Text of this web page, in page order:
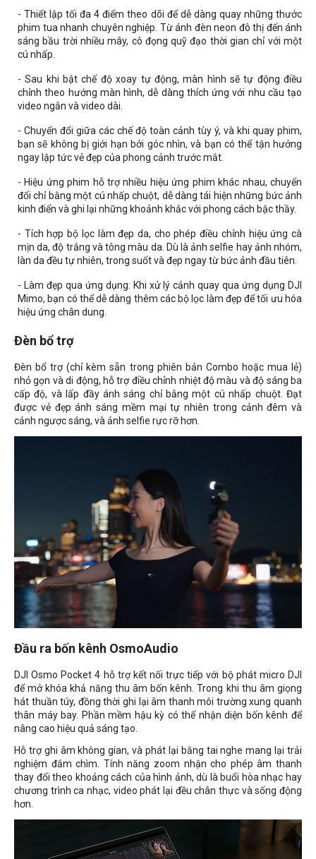
- Thiết lập tối đa 4 điểm theo dõi để dễ dàng quay những thước
phim tua nhanh chuyên nghiệp. Từ ánh đèn neon đô thị đến ánh
sáng bầu trời nhiều mây, cô đọng quỹ đạo thời gian chỉ với một
cú nhấp.
- Sau khi bật chế độ xoay tự động, màn hình sẽ tự động điều
chỉnh theo hướng màn hình, dễ dàng thích ứng với nhu cầu tạo
video ngắn và video dài.
- Chuyển đổi giữa các chế độ toàn cảnh tùy ý, và khi quay phim,
bạn sẽ không bị giới hạn bởi góc nhìn, và bạn có thể tận hưởng
ngay lập tức vẻ đẹp của phong cảnh trước mắt.
- Hiệu ứng phim hỗ trợ nhiều hiệu ứng phim khác nhau, chuyển
đổi chỉ bằng một cú nhấp chuột, dễ dàng tái hiện những bức ảnh
kinh điển và ghi lại những khoảnh khắc với phong cách bậc thầy.
- Tích hợp bộ lọc làm đẹp da, cho phép điều chỉnh hiệu ứng cà
mịn da, độ trắng và tông màu da. Dù là ảnh selfie hay ảnh nhóm,
làn da đều tự nhiên, trong suốt và đẹp ngay từ bức ảnh đầu tiên.
- Làm đẹp qua ứng dụng: Khi xử lý cảnh quay qua ứng dụng DJI
Mimo, bạn có thể dễ dàng thêm các bộ lọc làm đẹp để tối ưu hóa
hiệu ứng chân dung.
Đèn bổ trợ
Đèn bổ trợ (chỉ kèm sẵn trong phiên bản Combo hoặc mua lẻ)
nhỏ gọn và di động, hỗ trợ điều chỉnh nhiệt độ màu và độ sáng ba
cấp độ, và lấp đầy ánh sáng chỉ bằng một cú nhấp chuột. Đạt
được vẻ đẹp ánh sáng mềm mại tự nhiên trong cảnh đêm và
cảnh ngược sáng, và ảnh selfie rực rỡ hơn.
Đầu ra bốn kênh OsmoAudio
DJI Osmo Pocket 4 hỗ trợ kết nối trực tiếp với bộ phát micro DJI
để mở khóa khả năng thu âm bốn kênh. Trong khi thu âm giọng
hát thuần túy, đồng thời ghi lại âm thanh môi trường xung quanh
thân máy bay. Phần mềm hậu kỳ có thể nhận diện bốn kênh để
nâng cao hiệu quả sáng tạo.
Hỗ trợ ghi âm không gian, và phát lại bằng tai nghe mang lại trải
nghiệm đắm chìm. Tính năng zoom nhận cho phép âm thanh
thay đổi theo khoảng cách của hình ảnh, dù là buổi hòa nhạc hay
chương trình ca nhạc, video phát lại đều chân thực và sống động
hơn.